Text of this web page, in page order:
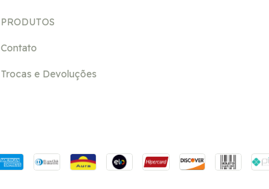
PRODUTOS
Contato
Trocas e Devoluções